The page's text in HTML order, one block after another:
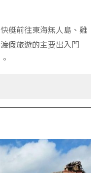
艇前往東海無人島、雞
假旅遊的主要出入門